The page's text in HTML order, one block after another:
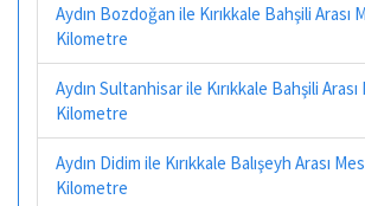
Aydın Bozdoğan ile Kırıkkale Bahşili Arası
Kilometre
Aydın Sultanhisar ile Kırıkkale Bahşili
Kilometre
Aydın Didim ile Kırıkkale Balışeyh Arası
Kilometre